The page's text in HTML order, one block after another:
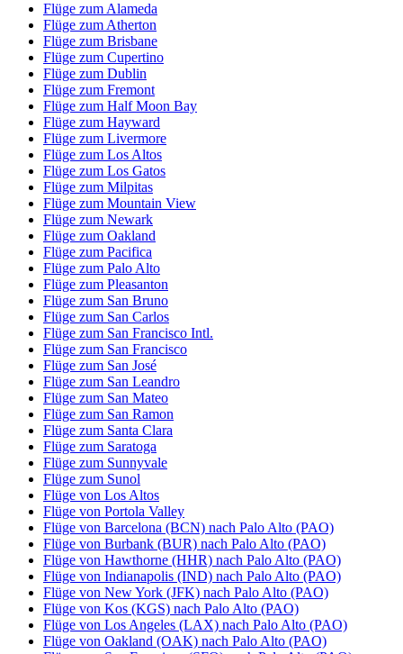
Flüge zum Alameda
Flüge zum Atherton
Flüge zum Brisbane
Flüge zum Cupertino
Flüge zum Dublin
Flüge zum Fremont
Flüge zum Half Moon Bay
Flüge zum Hayward
Flüge zum Livermore
Flüge zum Los Altos
Flüge zum Los Gatos
Flüge zum Milpitas
Flüge zum Mountain View
Flüge zum Newark
Flüge zum Oakland
Flüge zum Pacifica
Flüge zum Palo Alto
Flüge zum Pleasanton
Flüge zum San Bruno
Flüge zum San Carlos
Flüge zum San Francisco Intl.
Flüge zum San Francisco
Flüge zum San José
Flüge zum San Leandro
Flüge zum San Mateo
Flüge zum San Ramon
Flüge zum Santa Clara
Flüge zum Saratoga
Flüge zum Sunnyvale
Flüge zum Sunol
Flüge von Los Altos
Flüge von Portola Valley
Flüge von Barcelona (BCN) nach Palo Alto (PAO)
Flüge von Burbank (BUR) nach Palo Alto (PAO)
Flüge von Hawthorne (HHR) nach Palo Alto (PAO)
Flüge von Indianapolis (IND) nach Palo Alto (PAO)
Flüge von New York (JFK) nach Palo Alto (PAO)
Flüge von Kos (KGS) nach Palo Alto (PAO)
Flüge von Los Angeles (LAX) nach Palo Alto (PAO)
Flüge von Oakland (OAK) nach Palo Alto (PAO)